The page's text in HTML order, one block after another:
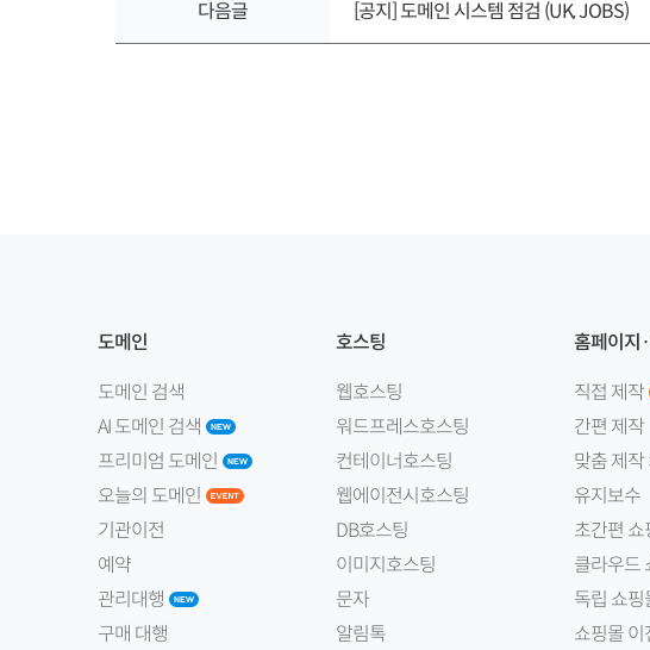
다음글 [공지] 도메인 시스템 점검 (UK, JOBS)
도메인
도메인 검색
AI 도메인 검색
프리미엄 도메인
오늘의 도메인
기관이전
예약
관리대행
구매 대행
호스팅
웹호스팅
워드프레스호스팅
컨테이너호스팅
웹에이전시호스팅
DB호스팅
이미지호스팅
문자
알림톡
홈페이지
직접 제작
간편 제작
맞춤 제작
유지보수
초간편 쇼
클라우드
독립 쇼핑
쇼핑몰 이